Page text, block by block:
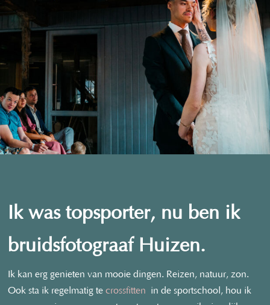
Ik was topsporter, nu ben ik
bruidsfotograaf Huizen.
Ik kan erg genieten van mooie dingen. Reizen, natuur, zon.
Ook sta ik regelmatig tecrossfitten in de sportschool, hou ik